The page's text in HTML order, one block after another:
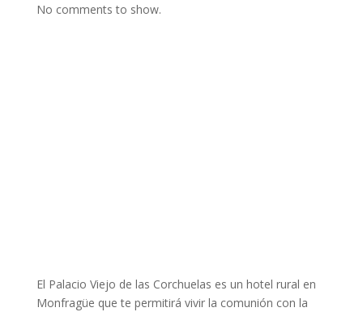
No comments to show.
El Palacio Viejo de las Corchuelas es un hotel rural en
Monfragüe que te permitirá vivir la comunión con la